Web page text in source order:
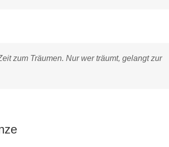
zum Träumen. Nur wer träumt, gelangt zur